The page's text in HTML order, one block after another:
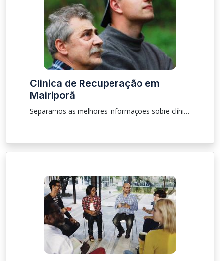
Clinica de Recuperação em
Mairiporã
Separamos as melhores informações sobre clínica na cidade de Mairiporã no Interior SP para as pessoas que estão procurando recuperação e reabilitação de drogas e alcoólatras.temos uma equipe preparada para te auxiliar e orientar fazendo assim o paciente ter uma reabilitação de qualidade.